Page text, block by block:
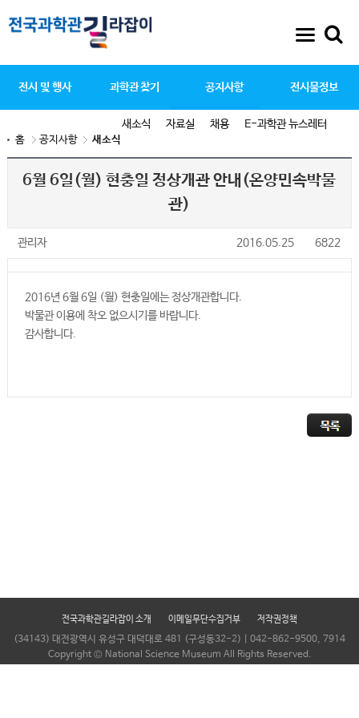
전시 및 행사 과학관 찾기 공지사항
새소식 자료실 채용 E-과학관 뉴스레터
전시물정보
홈 공지사항 새소식
6월 6일(월) 현충일 정상개관 안내(온양민속박물
관)
관리자 2016.05.25 6822
2016년 6월 6일 (월) 현충일에는 정상개관합니다.
박물관 이용에 착오 없으시기를 바랍니다.
감사합니다.
전국과학관길라잡이 소개 이메일무단수집거부 저작권정책
(34143) 대전광역시 유성구 대덕대로 481 (구성동32-2) | 042-862-9500, 7914
Copyright © National Science Museum All Rights Reserved.